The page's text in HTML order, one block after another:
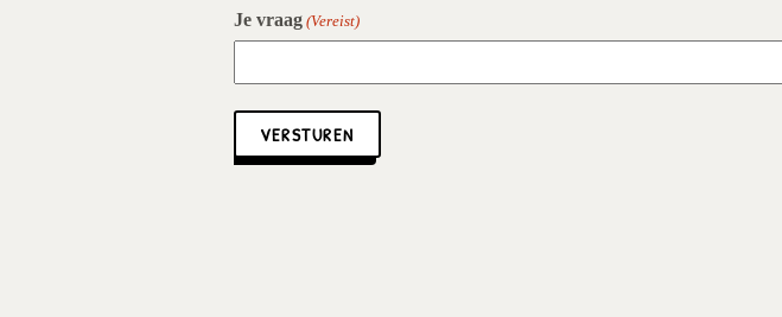
Je vraag (Vereist)